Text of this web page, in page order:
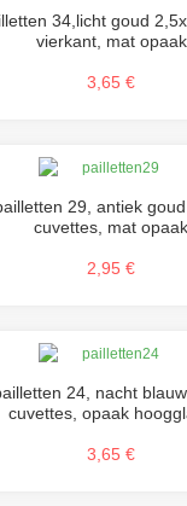
34,licht goud
vierkant, mat opaak
3,65 €
29, antiek
cuvettes, mat opaak
2,95 €
24, nacht
cuvettes, opaak
3,65 €